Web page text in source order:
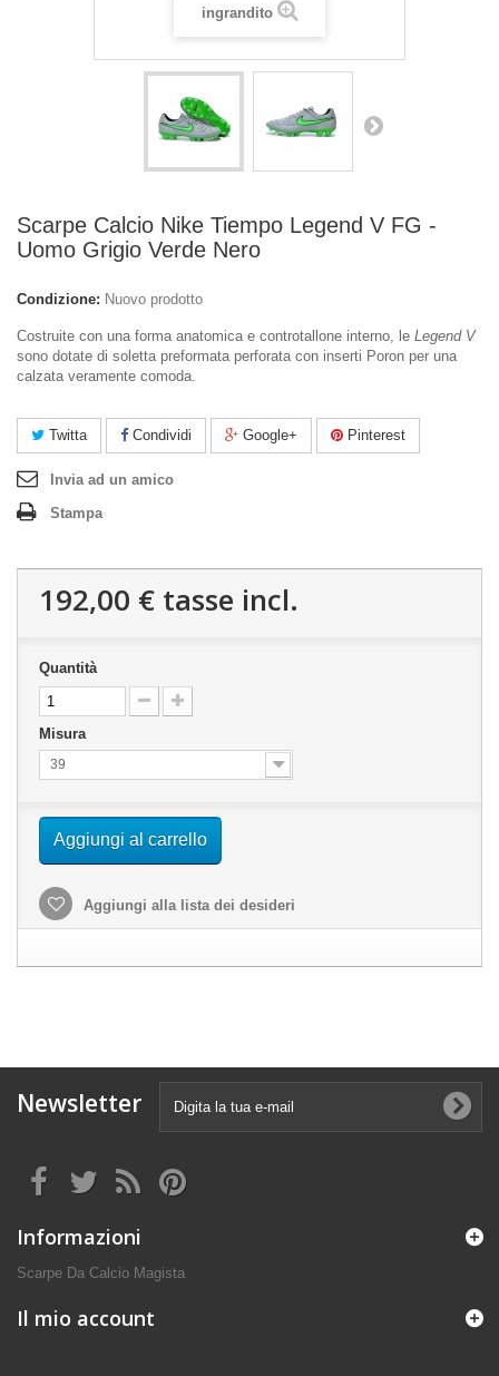
ingrandito
Scarpe Calcio Nike Tiempo Legend V FG -
Uomo Grigio Verde Nero
Condizione: Nuovo prodotto
Costruite con una forma anatomica e controtallone interno, le Legend V
sono dotate di soletta preformata perforata con inserti Poron per una
calzata veramente comoda.
Twitta Condividi Google+ Pinterest
Invia ad un amico
Stampa
192,00 € tasse incl.
Quantità
Misura
39
Aggiungi al carrello
Aggiungi alla lista dei desideri
Newsletter
Informazioni
Scarpe Da Calcio Magista
Il mio account